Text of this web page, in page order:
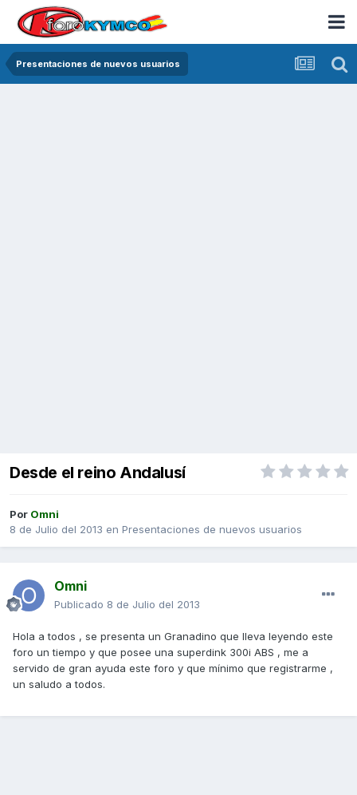
Presentaciones de nuevos usuarios
Desde el reino Andalusí
Por Omni
8 de Julio del 2013 en Presentaciones de nuevos usuarios
Omni
Publicado 8 de Julio del 2013
Hola a todos , se presenta un Granadino que lleva leyendo este
foro un tiempo y que posee una superdink 300i ABS , me a
servido de gran ayuda este foro y que mínimo que registrarme ,
un saludo a todos.